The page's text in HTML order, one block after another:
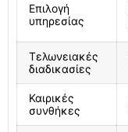
Επιλογή
υπηρεσίας
Τελωνειακές
διαδικασίες
Καιρικές
συνθήκες